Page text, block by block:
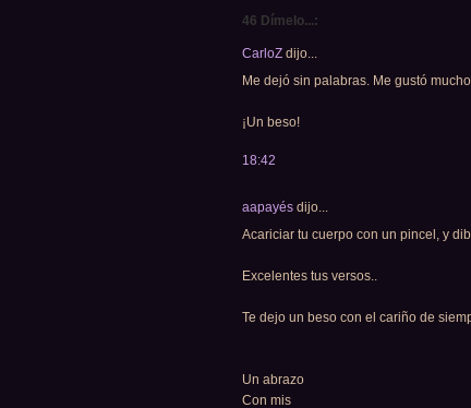
46 Dímelo...:
CarloZ dijo...
Me dejó sin palabras. Me gustó
¡Un beso!
18:42
aapayés dijo...
Acariciar tu cuerpo con un pincel, y
Excelentes tus versos..
Te dejo un beso con el cariño de
Un abrazo
Con mis